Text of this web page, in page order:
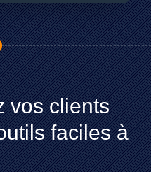
vos clients
faciles à